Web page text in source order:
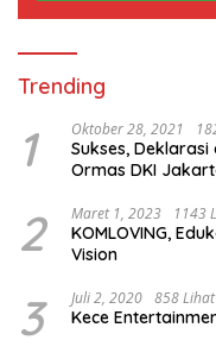
Trending
1 Oktober 28, 2021
Sukses,
Ormas DKI
2 Maret 1, 2023 1143
KOMLOVING,
Vision
3 Juli 2, 2020 858 Lihat
Kece